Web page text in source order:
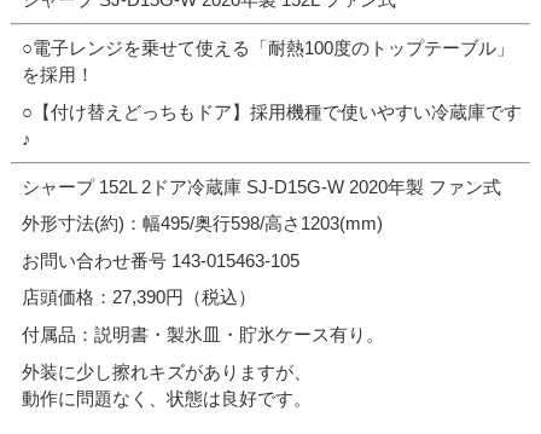
○電子レンジを乗せて使える「耐熱100度のトップテーブル」
を採用！
○【付け替えどっちもドア】採用機種で使いやすい冷蔵庫です
♪
シャープ 152L 2ドア冷蔵庫 SJ-D15G-W 2020年製 ファン式
外形寸法(約)：幅495/奥行598/高さ1203(mm)
お問い合わせ番号 143-015463-105
店頭価格：27,390円（税込）
付属品：説明書・製氷皿・貯氷ケース有り。
外装に少し擦れキズがありますが、
動作に問題なく、状態は良好です。